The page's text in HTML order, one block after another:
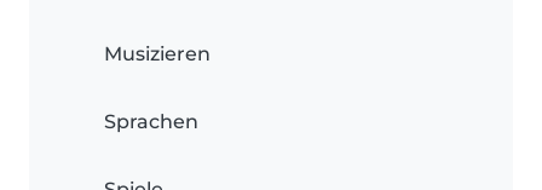
Musizieren
Sprachen